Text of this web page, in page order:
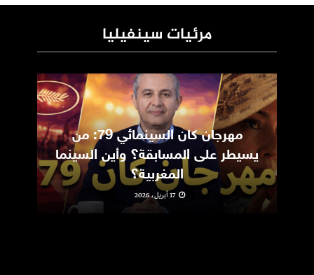
مرئيات سينفيليا
مهرجان كان السينمائي 79: من
يسيطر على المسابقة؟ وأين السينما
المغربية؟
17 أبريل، 2026